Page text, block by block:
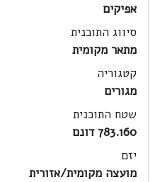
אפיקים
סיווג התוכנית
מתאר מקומית
קטגוריה
מגורים
שטח התוכנית
783.160 דונם
יזם
מועצה מקומית/אזורית